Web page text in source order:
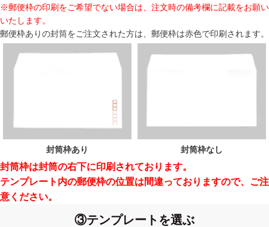
※郵便枠の印刷をご希望でない場合は、注文時の備考欄に記載をお願い
いたします。
郵便枠ありの封筒をご注文された方は、郵便枠は赤色で印刷されます。
封筒枠あり 封筒枠なし
封筒枠は封筒の右下に印刷されております。
テンプレート内の郵便枠の位置は間違っておりますので、ご注
意ください。
③テンプレートを選ぶ